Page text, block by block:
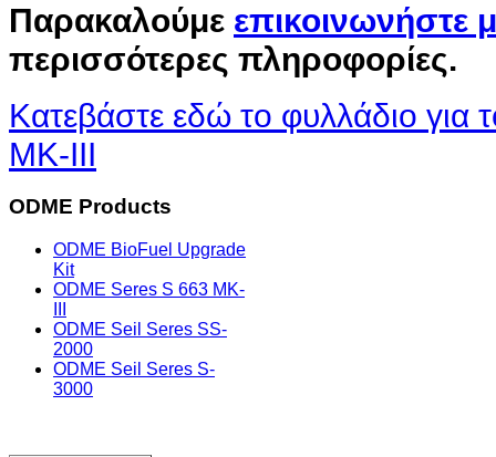
Παρακαλούμε επικοινωνήστε
περισσότερες πληροφορίες.
Κατεβάστε εδώ το φυλλάδιο
MK-III
ODME Products
ODME BioFuel Upgrade
Kit
ODME Seres S 663 MK-
ODME Seil Seres SS-
2000
ODME Seil Seres S-
3000